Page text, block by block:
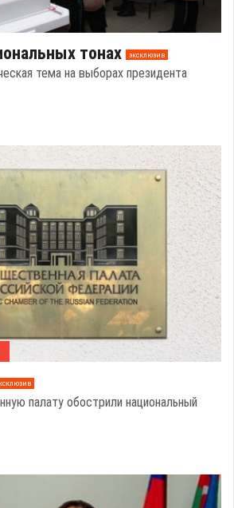
тонах эксклюзив
тема на выборах президента
палату обострили национальный